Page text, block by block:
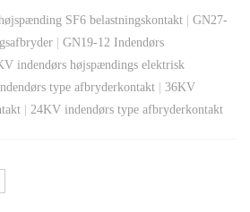
SF6 belastningskontakt
GN27-
GN19-12 Indendørs
indendørs højspændings elektrisk
type afbryderkontakt
36KV
24KV indendørs type afbryderkontakt